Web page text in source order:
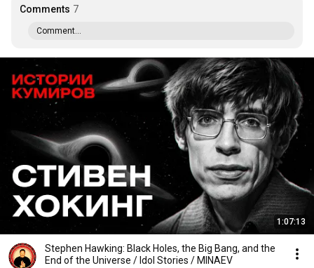
Comments 7
Comment...
1:07:13
Stephen Hawking: Black Holes, the Big Bang, and the
End of the Universe / Idol Stories / MINAEV